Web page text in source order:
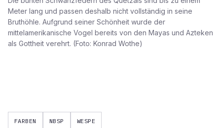
Meter lang und passen deshalb nicht vollständig in seine
Bruthöhle. Aufgrund seiner Schönheit wurde der
mittelamerikanische Vogel bereits von den Mayas und Azteken
als Gottheit verehrt. (Foto: Konrad Wothe)
FARBEN NBSP WESPE